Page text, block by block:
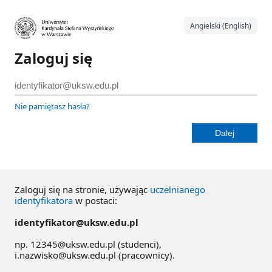
Angielski (English)
Zaloguj się
Nie pamiętasz hasła?
Zaloguj się na stronie, używając uczelnianego
identyfikatora w postaci:
identyfikator@uksw.edu.pl
np. 12345@uksw.edu.pl (studenci),
i.nazwisko@uksw.edu.pl (pracownicy).